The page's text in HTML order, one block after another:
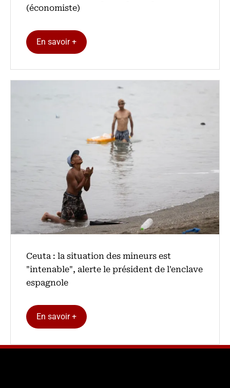
(économiste)
En savoir +
Ceuta : la situation des mineurs est
"intenable", alerte le président de l'enclave
espagnole
En savoir +